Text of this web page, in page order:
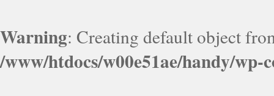
Warning: Creating default object
/www/htdocs/w00e51ae/handy/wp-